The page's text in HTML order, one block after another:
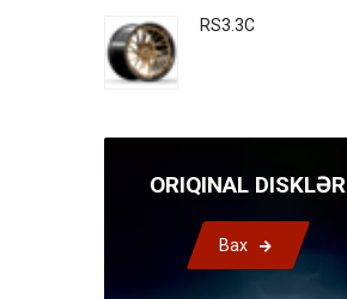
RS3.3C
ORIQINAL DISKLƏR
Bax